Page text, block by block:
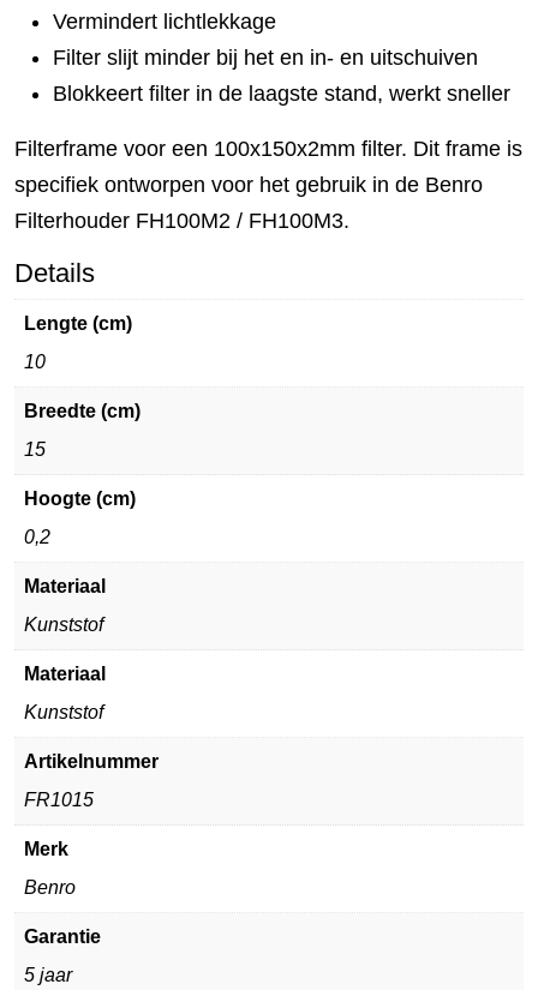
Vermindert lichtlekkage
Filter slijt minder bij het en in- en uitschuiven
Blokkeert filter in de laagste stand, werkt sneller
Filterframe voor een 100x150x2mm filter. Dit frame is
specifiek ontworpen voor het gebruik in de Benro
Filterhouder FH100M2 / FH100M3.
Details
Lengte (cm)
10
Breedte (cm)
15
Hoogte (cm)
0,2
Materiaal
Kunststof
Materiaal
Kunststof
Artikelnummer
FR1015
Merk
Benro
Garantie
5 jaar